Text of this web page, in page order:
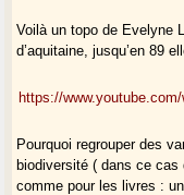
Voilà un topo de Evelyne
d’aquitaine, jusqu’en 89
https://
Pourquoi regrouper des
biodiversité ( dans ce cas
comme pour les livres :